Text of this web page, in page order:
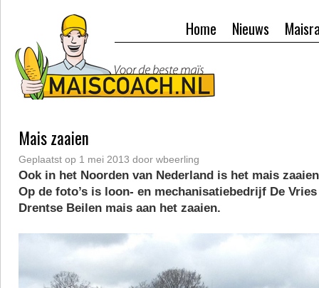
Nieuws
Home
Mais zaaien
Geplaatst op 1 mei 2013 door wbeerling
Ook in het Noorden van Nederland is het mais
Op de foto’s is loon- en mechanisatiebedrijf De
Drentse Beilen mais aan het zaaien.